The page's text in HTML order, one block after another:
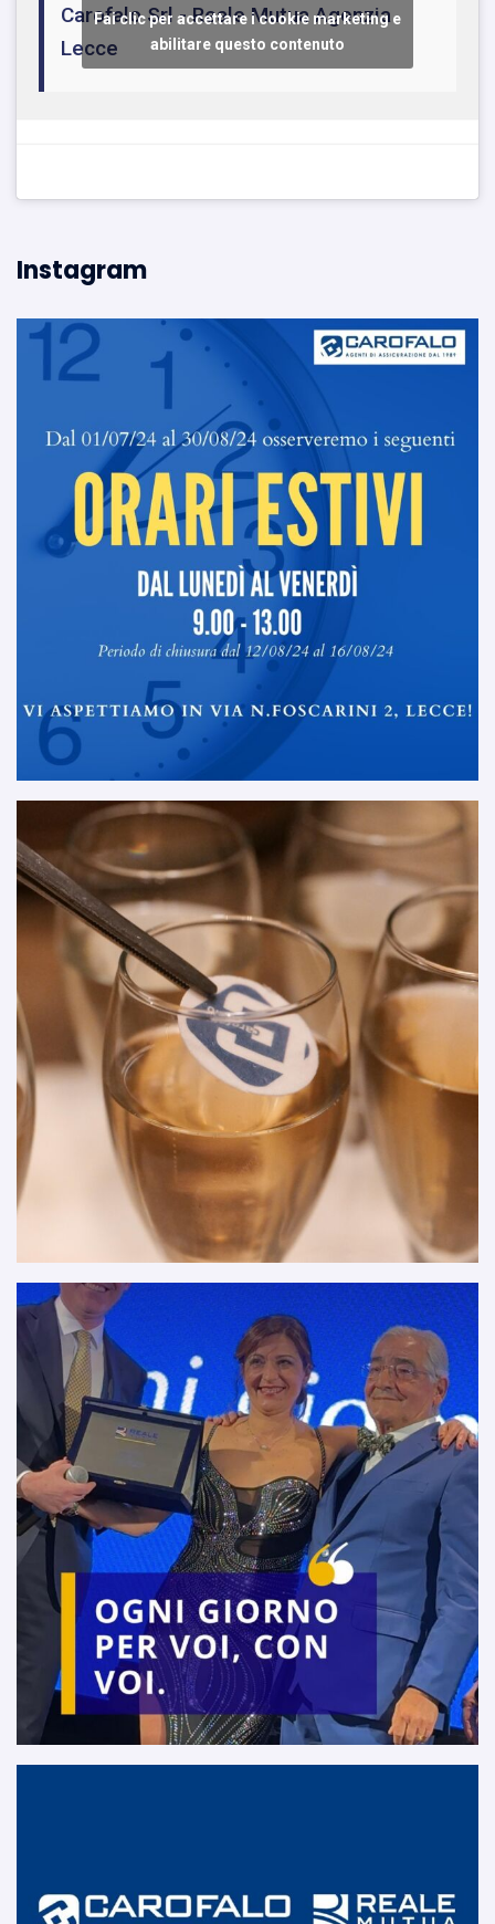
Carofalo Srl - Reale Mutua Agenzia
Lecce
Fai clic per accettare i cookie marketing e
abilitare questo contenuto
Instagram